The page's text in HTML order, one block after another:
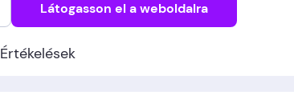
Látogasson el a weboldalra
Értékelések